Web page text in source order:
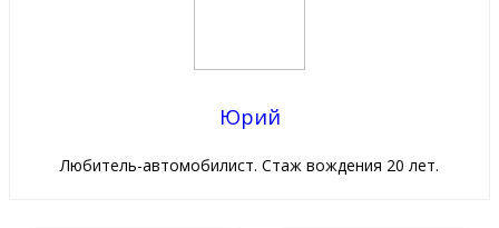
Юрий
Любитель-автомобилист. Стаж вождения 20 лет.